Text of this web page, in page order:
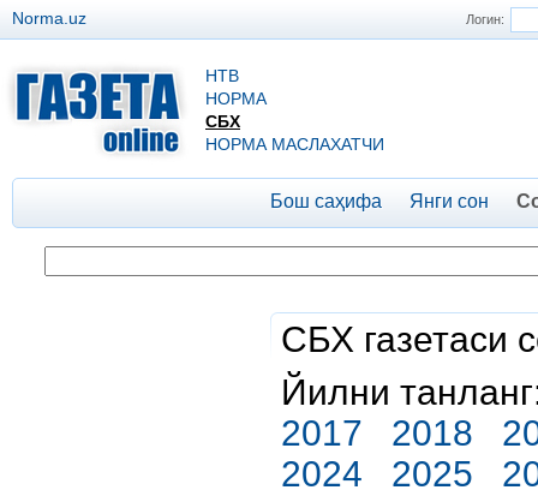
Логин:
Norma.uz
НТВ
НОРМА
СБХ
НОРМА МАСЛАХАТЧИ
Бош саҳифа Янги сон
СБХ газетаси
Йилни
2017
2018
2024
2025